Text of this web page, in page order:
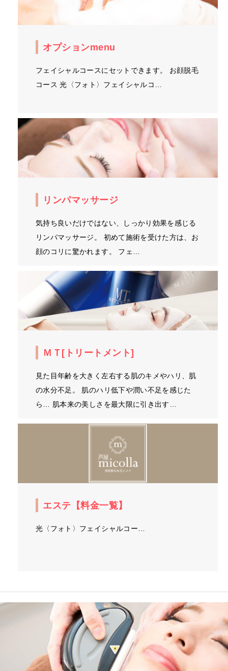
オプションmenu
フェイシャルコースにセットできます。 お顔脱毛
コース 光〈フォト〉フェイシャルコ…
リンパマッサージ
気持ち良いだけではない、しっかり効果を感じる
リンパマッサージ。 初めて施術を受けた方は、お
顔のコリに驚かれます。 フェ…
ＭＴ[トリートメント]
見た目年齢を大きく左右する肌のキメやハリ、肌
の水分不足。 肌のハリ低下や潤い不足を感じた
ら… 肌本来の美しさを最大限に引き出す…
エステ【料金一覧】
光〈フォト〉フェイシャルコー…